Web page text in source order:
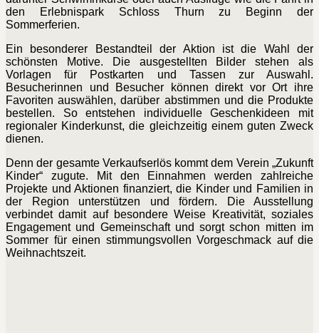
den Erlebnispark Schloss Thurn zu Beginn der
Sommerferien.
Ein besonderer Bestandteil der Aktion ist die Wahl der
schönsten Motive. Die ausgestellten Bilder stehen als
Vorlagen für Postkarten und Tassen zur Auswahl.
Besucherinnen und Besucher können direkt vor Ort ihre
Favoriten auswählen, darüber abstimmen und die Produkte
bestellen. So entstehen individuelle Geschenkideen mit
regionaler Kinderkunst, die gleichzeitig einem guten Zweck
dienen.
Denn der gesamte Verkaufserlös kommt dem Verein „Zukunft
Kinder“ zugute. Mit den Einnahmen werden zahlreiche
Projekte und Aktionen finanziert, die Kinder und Familien in
der Region unterstützen und fördern. Die Ausstellung
verbindet damit auf besondere Weise Kreativität, soziales
Engagement und Gemeinschaft und sorgt schon mitten im
Sommer für einen stimmungsvollen Vorgeschmack auf die
Weihnachtszeit.